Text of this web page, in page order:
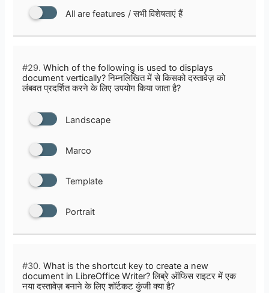
All are features / सभी विशेषताएं हैं
#29. Which of the following is used to displays
document vertically? निम्नलिखित में से किसको दस्तावेज़ को
लंबवत प्रदर्शित करने के लिए उपयोग किया जाता है?
Landscape
Marco
Template
Portrait
#30. What is the shortcut key to create a new
document in LibreOffice Writer? लिब्रे ऑफिस राइटर में एक
नया दस्तावेज़ बनाने के लिए शॉर्टकट कुंजी क्या है?